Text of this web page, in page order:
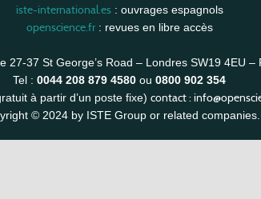
iste-international.es: ouvrages espagnols
openscience.fr: revues en libre accès
27-37 St George’s Road – Londres SW19 4EU –
Tel : 0044 208 879 4580 ou 0800 902 354
à partir d’un poste fixe) contact :
© 2024 by ISTE Group or related companies.